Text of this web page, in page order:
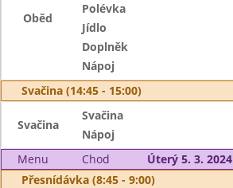
Oběd
Polévka
Jídlo
Doplněk
Nápoj
Svačina (14:45 - 15:00)
Svačina
Svačina
Nápoj
Menu
Chod
Úterý 5. 3. 2024
Přesnídávka (8:45 - 9:00)